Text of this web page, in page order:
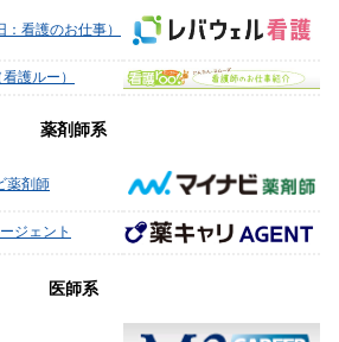
看護のお仕事）
護ルー）
薬剤師系
薬剤師
ジェント
医師系